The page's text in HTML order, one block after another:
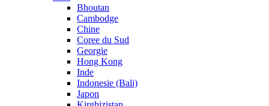
Bhoutan
Cambodge
Chine
Coree du Sud
Georgie
Hong Kong
Inde
Indonesie (Bali)
Japon